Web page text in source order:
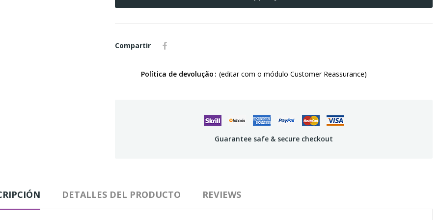
Compartir
Política de devolução (editar com o módulo Customer Reassurance)
Guarantee safe & secure checkout
DETALLES DEL PRODUCTO REVIEWS